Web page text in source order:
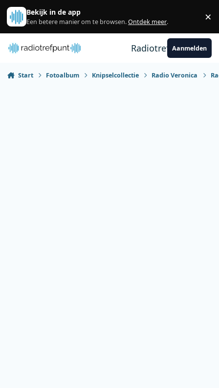
Spring naar bijdragen
Bekijk in de app
Een betere manier om te browsen.Ontdek meer. ×
RadiotrefpuntAanmelden
Start Fotoalbum Knipselcollectie Radio Veronica